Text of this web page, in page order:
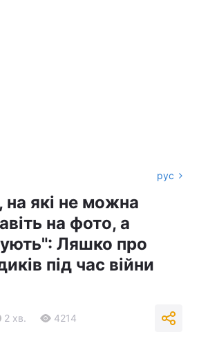
рус
на які не можна
на фото, а
Ляшко про
під час війни
2 хв. 4214